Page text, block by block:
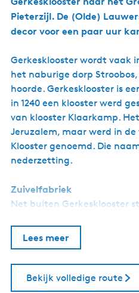
Pieterzijl. De (Olde)
decor voor een paar uur
Gerkesklooster wordt vaak
het naburige dorp
hoorde. Gerkesklooster is
in 1240 een klooster werd
van klooster Klaarkamp.
Jeruzalem, maar werd in de
Klooster genoemd. Die
nederzetting.
Zuivelfabriek
Net buiten Gerkesklooster
Lees meer
Bekijk volledige route